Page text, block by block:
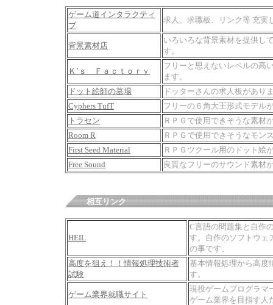
ゲーム道インタラクティ
ブ
求人、求職板、リンク等 充実
背景素材店
いろいろな背景素材を提供し
す。
Ｋ’ｓ Ｆａｃｔｏｒｙ
フリーと思えないレベルの高
ます。
ドット絵師の墓場
ドッターさんの求人板があり
Cyphers TufT
フリーの６角大王形式モデル
トラセン
ＲＰＧで使用できそうな素材
Room R
ＲＰＧで使用できそうなモン
First Seed Material
ＲＰＧツクール用のドット絵
Free Sound
良質なフリーのサウンド素材
相互リンク
HEIL
C言語の問題集と自作
す。自作のソフトウェ
の事です。
高度を狙え！！情報処理技術者
試験
基本情報処理から高度
す。
ゲーム業界就職サイト
現役ゲームプログラマ
ゲーム業界を目指す人